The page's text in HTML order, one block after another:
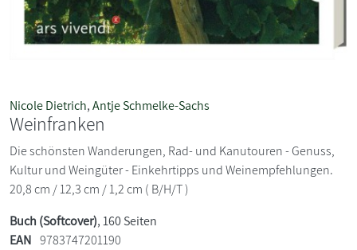
Nicole Dietrich,Antje Schmelke-Sachs
Weinfranken
Die schönsten Wanderungen, Rad- und Kanutouren - Genuss,
Kultur und Weingüter - Einkehrtipps und Weinempfehlungen.
20,8 cm / 12,3 cm / 1,2 cm ( B/H/T )
Buch (Softcover), 160 Seiten
EAN 9783747201190